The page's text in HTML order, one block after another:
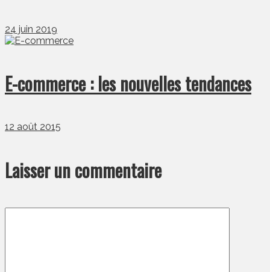
24 juin 2019
E-commerce : les nouvelles tendances
12 août 2015
Laisser un commentaire